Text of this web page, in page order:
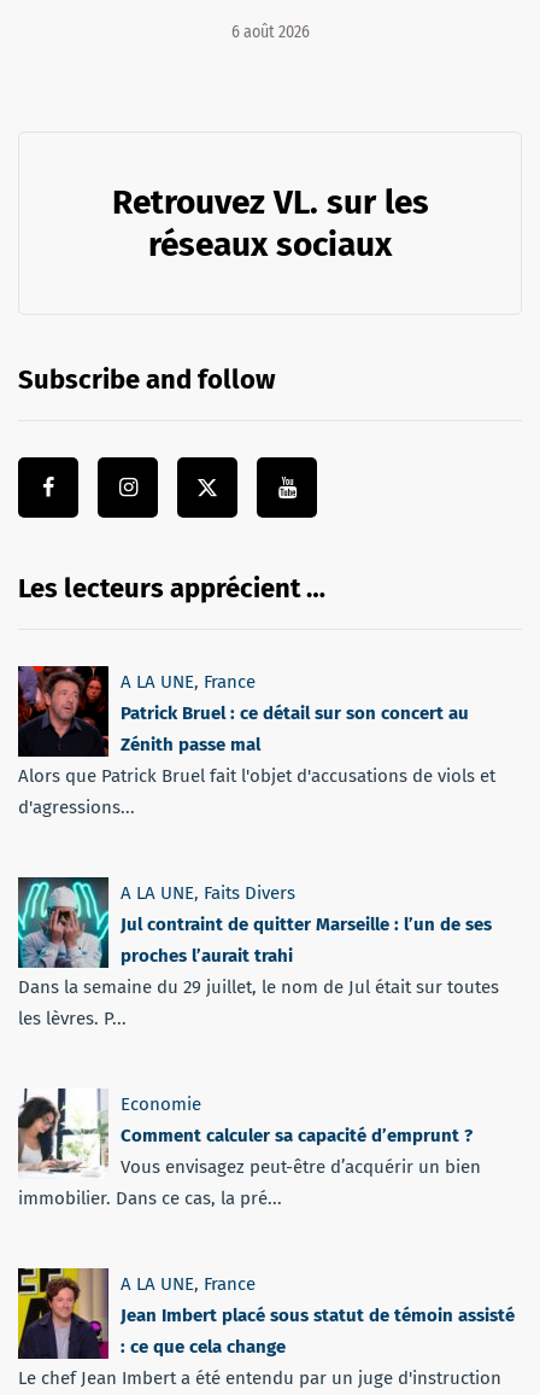
6 août 2026
Retrouvez VL. sur les
réseaux sociaux
Subscribe and follow
Les lecteurs apprécient …
A LA UNE, France
Patrick Bruel : ce détail sur son concert au
Zénith passe mal
Alors que Patrick Bruel fait l'objet d'accusations de viols et
d'agressions...
A LA UNE, Faits Divers
Jul contraint de quitter Marseille : l’un de ses
proches l’aurait trahi
Dans la semaine du 29 juillet, le nom de Jul était sur toutes
les lèvres. P...
Economie
Comment calculer sa capacité d’emprunt ?
Vous envisagez peut-être d’acquérir un bien
immobilier. Dans ce cas, la pré...
A LA UNE, France
Jean Imbert placé sous statut de témoin assisté
: ce que cela change
Le chef Jean Imbert a été entendu par un juge d'instruction